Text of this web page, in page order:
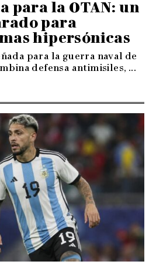
para la OTAN: un
para
hipersónicas
para la guerra naval de
defensa antimisiles, ...